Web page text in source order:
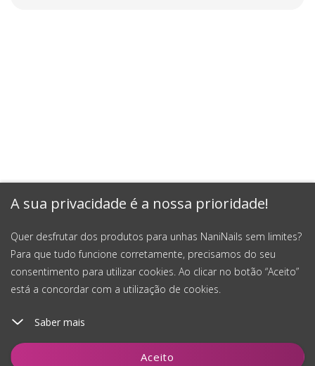
A sua privacidade é a nossa prioridade!
Quer desfrutar dos produtos para unhas NaniNails sem limites?
Para que tudo funcione corretamente, precisamos do seu
consentimento para utilizar cookies. Ao clicar no botão “Aceito”
está a concordar com a utilização de cookies.
Saber mais
Aceito
Adicionar ao carrinho